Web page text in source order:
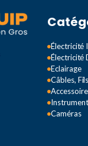
Électricité
Électricité
Eclairage
Câbles,
Caméras